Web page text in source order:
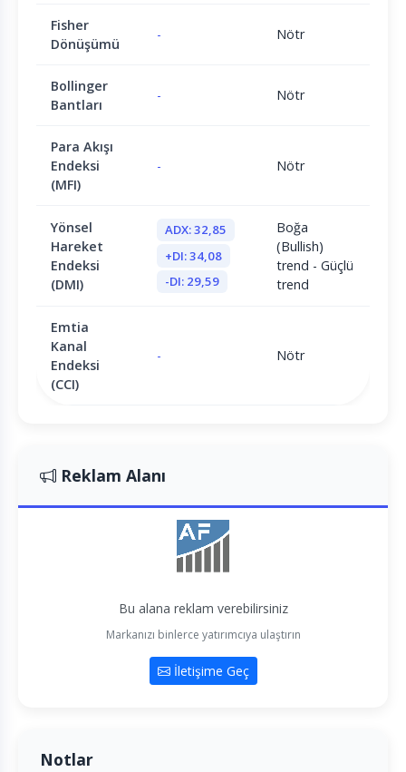
Fisher
Dönüşümü
- Nötr
Bollinger
Bantları
- Nötr
Para Akışı
Endeksi
(MFI)
- Nötr
Yönsel
Hareket
Endeksi
(DMI)
ADX: 32,85
+DI: 34,08
-DI: 29,59
Boğa
(Bullish)
trend - Güçlü
trend
Emtia
Kanal
Endeksi
(CCI)
- Nötr
Reklam Alanı
Bu alana reklam verebilirsiniz
Markanızı binlerce yatırımcıya ulaştırın
İletişime Geç
Notlar